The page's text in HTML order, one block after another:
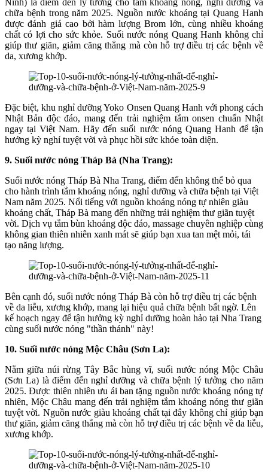
Ninh) là điểm đến lý tưởng cho tắm khoáng nóng, nghỉ dưỡng và
chữa bệnh trong năm 2025. Nguồn nước khoáng tại Quang Hanh
được đánh giá cao bởi hàm lượng Brom lớn, cùng nhiều khoáng
chất có lợi cho sức khỏe. Suối nước nóng Quang Hanh không chỉ
giúp thư giãn, giảm căng thẳng mà còn hỗ trợ điều trị các bệnh về
da, xương khớp.
Đặc biệt, khu nghỉ dưỡng Yoko Onsen Quang Hanh với phong cách
Nhật Bản độc đáo, mang đến trải nghiệm tắm onsen chuẩn Nhật
ngay tại Việt Nam. Hãy đến suối nước nóng Quang Hanh để tận
hưởng kỳ nghỉ tuyệt vời và phục hồi sức khỏe toàn diện.
9. Suối nước nóng Tháp Bà (Nha Trang):
Suối nước nóng Tháp Bà Nha Trang, điểm đến không thể bỏ qua
cho hành trình tắm khoáng nóng, nghỉ dưỡng và chữa bệnh tại Việt
Nam năm 2025. Nổi tiếng với nguồn khoáng nóng tự nhiên giàu
khoáng chất, Tháp Bà mang đến những trải nghiệm thư giãn tuyệt
vời. Dịch vụ tắm bùn khoáng độc đáo, massage chuyên nghiệp cùng
không gian thiên nhiên xanh mát sẽ giúp bạn xua tan mệt mỏi, tái
tạo năng lượng.
Bên cạnh đó, suối nước nóng Tháp Bà còn hỗ trợ điều trị các bệnh
về da liễu, xương khớp, mang lại hiệu quả chữa bệnh bất ngờ. Lên
kế hoạch ngay để tận hưởng kỳ nghỉ dưỡng hoàn hảo tại Nha Trang
cùng suối nước nóng "thần thánh" này!
10. Suối nước nóng Mộc Châu (Sơn La):
Nằm giữa núi rừng Tây Bắc hùng vĩ, suối nước nóng Mộc Châu
(Sơn La) là điểm đến nghỉ dưỡng và chữa bệnh lý tưởng cho năm
2025. Được thiên nhiên ưu ái ban tặng nguồn nước khoáng nóng tự
nhiên, Mộc Châu mang đến trải nghiệm tắm khoáng nóng thư giãn
tuyệt vời. Nguồn nước giàu khoáng chất tại đây không chỉ giúp bạn
thư giãn, giảm căng thẳng mà còn hỗ trợ điều trị các bệnh về da liễu,
xương khớp.